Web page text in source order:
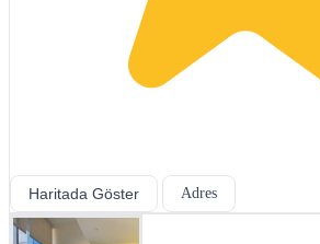
Haritada Göster Adres